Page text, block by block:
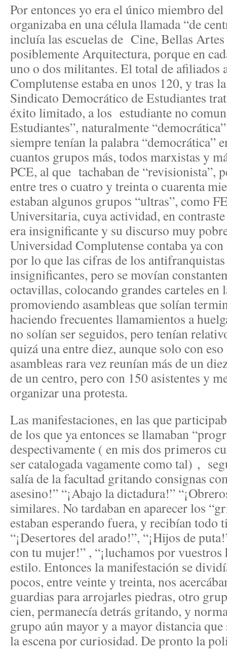
Por entonces yo era el único miembro
organizaba en una célula llamada “de
incluía las escuelas de Cine, Bellas
posiblemente Arquitectura, porque en
uno o dos militantes. El total de afiliados
Complutense estaba en unos 120, y tras
Sindicato Democrático de Estudiantes
éxito limitado, a los estudiante no
Estudiantes”, naturalmente
siempre tenían la palabra “democrática”
cuantos grupos más, todos marxistas y
PCE, al que tachaban de “revisionista”,
entre tres o cuatro y treinta o cuarenta
estaban algunos grupos “ultras”, como
Universitaria, cuya actividad, en
era insignificante y su discurso muy
Universidad Complutense contaba ya
por lo que las cifras de los
insignificantes, pero se movían
octavillas, colocando grandes carteles en
promoviendo asambleas que solían
haciendo frecuentes llamamientos a
no solían ser seguidos, pero tenían
quizá una entre diez, aunque solo con
asambleas rara vez reunían más de un
de un centro, pero con 150 asistentes y
organizar una protesta.
Las manifestaciones, en las que
de los que ya entonces se llamaban
despectivamente ( en mis dos primeros
ser catalogada vagamente como tal) ,
salía de la facultad gritando consignas
asesino!” “¡Abajo la dictadura!”
similares. No tardaban en aparecer los
estaban esperando fuera, y recibían todo
“¡Desertores del arado!”, “¡Hijos de
con tu mujer!” , “¡luchamos por
estilo. Entonces la manifestación se
pocos, entre veinte y treinta, nos
guardias para arrojarles piedras, otro
cien, permanecía detrás gritando, y
grupo aún mayor y a mayor distancia
la escena por curiosidad. De pronto la